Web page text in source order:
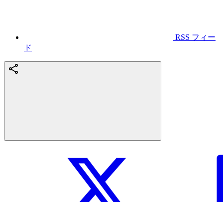
RSS フィー
ド